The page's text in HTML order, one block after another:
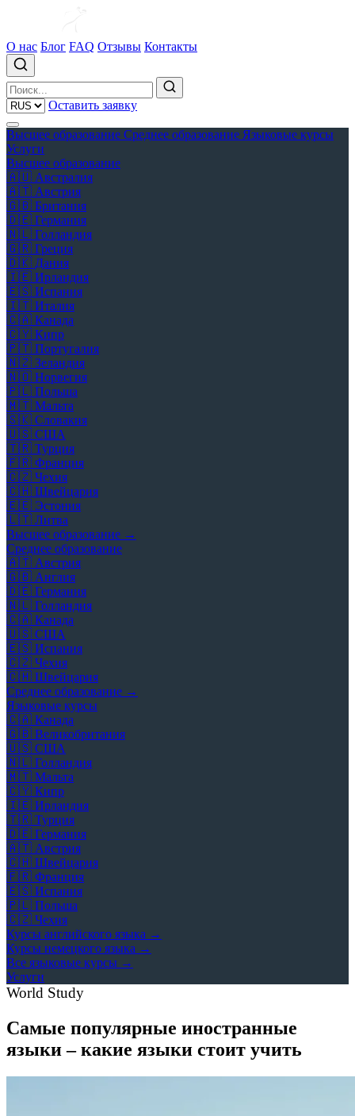
О нас Блог FAQ Отзывы Контакты
Оставить заявку
Высшее образование Среднее образование Языковые курсы
Услуги
Высшее образование
🇦🇺 Австралия
🇦🇹 Австрия
🇬🇧 Британия
🇩🇪 Германия
🇳🇱 Голландия
🇬🇷 Греция
🇩🇰 Дания
🇮🇪 Ирландия
🇪🇸 Испания
🇮🇹 Италия
🇨🇦 Канада
🇨🇾 Кипр
🇵🇹 Португалия
🇳🇿 Зеландия
🇳🇴 Норвегия
🇵🇱 Польша
🇲🇹 Мальта
🇸🇰 Словакия
🇺🇸 США
🇹🇷 Турция
🇫🇷 Франция
🇨🇿 Чехия
🇨🇭 Швейцария
🇪🇪 Эстония
🇱🇹 Литва
Высшее образование →
Среднее образование
🇦🇹 Австрия
🇬🇧 Англия
🇩🇪 Германия
🇳🇱 Голландия
🇨🇦 Канада
🇺🇸 США
🇪🇸 Испания
🇨🇿 Чехия
🇨🇭 Швейцария
Среднее образование →
Языковые курсы
🇨🇦 Канада
🇬🇧 Великобритания
🇺🇸 США
🇳🇱 Голландия
🇲🇹 Мальта
🇨🇾 Кипр
🇮🇪 Ирландия
🇹🇷 Турция
🇩🇪 Германия
🇦🇹 Австрия
🇨🇭 Швейцария
🇫🇷 Франция
🇪🇸 Испания
🇵🇱 Польша
🇨🇿 Чехия
Курсы английского языка →
Курсы немецкого языка →
Все языковые курсы →
Услуги
World Study
Самые популярные иностранные
языки – какие языки стоит учить